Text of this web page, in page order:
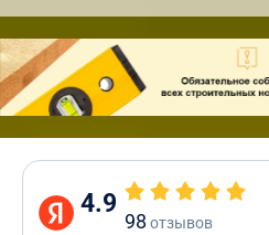
4.9
98 отзывов